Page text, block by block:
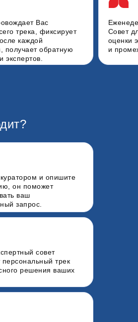
Вас
трека, фиксирует
каждой
получает обратную
экспертов.
Совет
оценки
и
и опишите
он поможет
ваш
запрос.
совет
персональный трек
решения ваших